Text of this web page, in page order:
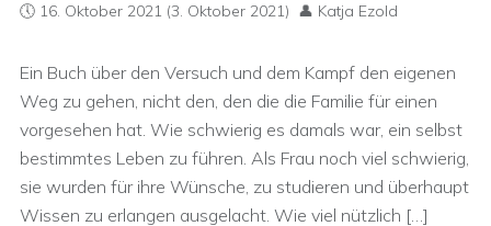
16. Oktober 2021 (3. Oktober 2021) Katja Ezold
Ein Buch über den Versuch und dem Kampf den eigenen
Weg zu gehen, nicht den, den die die Familie für einen
vorgesehen hat. Wie schwierig es damals war, ein selbst
bestimmtes Leben zu führen. Als Frau noch viel schwierig,
sie wurden für ihre Wünsche, zu studieren und überhaupt
Wissen zu erlangen ausgelacht. Wie viel nützlich […]